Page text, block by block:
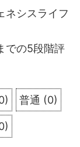
ネシスライフ
での5段階評
) 普通 (0)
)